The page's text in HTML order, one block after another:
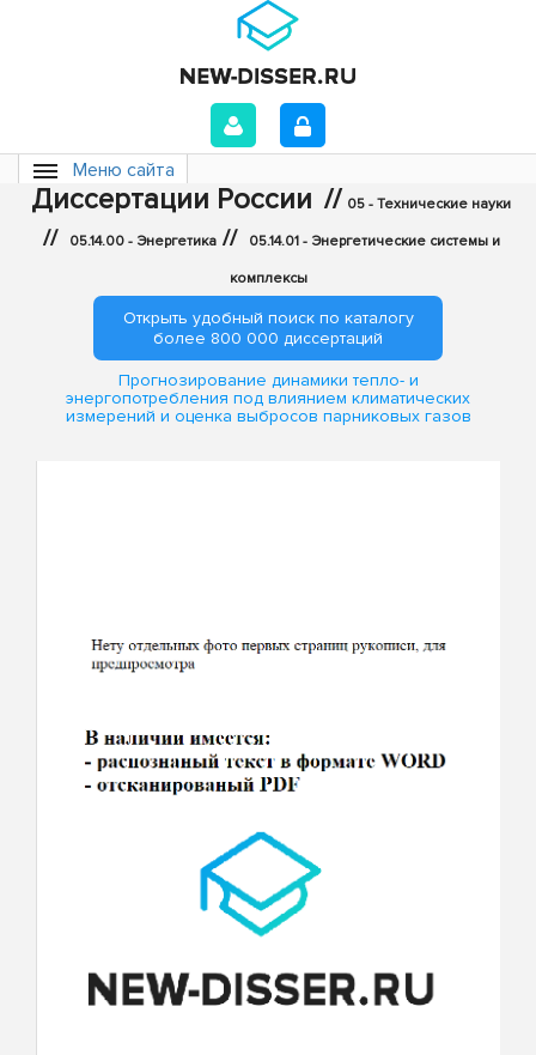
Меню сайта
Диссертации России // 05 - Технические науки
// 05.14.00 - Энергетика // 05.14.01 - Энергетические системы и
комплексы
Открыть удобный поиск по каталогу
более 800 000 диссертаций
Прогнозирование динамики тепло- и
энергопотребления под влиянием климатических
измерений и оценка выбросов парниковых газов